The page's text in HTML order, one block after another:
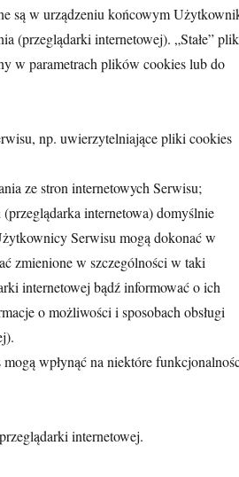
są w urządzeniu końcowym
(przeglądarki internetowej). „Stałe”
w parametrach plików cookies lub do
np. uwierzytelniające pliki cookies
ze stron internetowych Serwisu;
internetowa) domyślnie
Serwisu mogą dokonać w
zmienione w szczególności w taki
internetowej bądź informować o ich
o możliwości i sposobach obsługi
wpłynąć na niektóre
internetowej.